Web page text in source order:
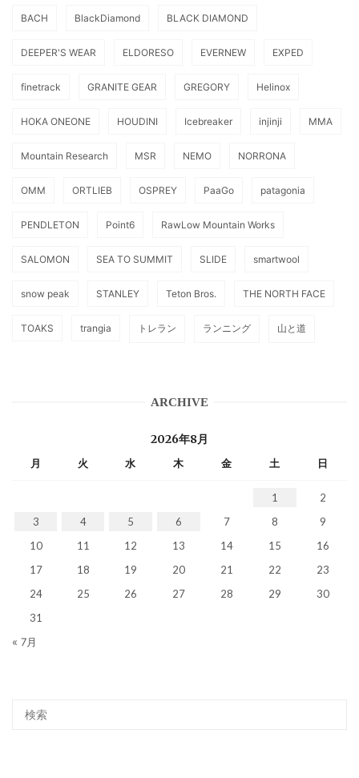
BACH BlackDiamond BLACK DIAMOND
DEEPER'S WEAR ELDORESO EVERNEW EXPED
finetrack GRANITE GEAR GREGORY Helinox
HOKA ONEONE HOUDINI Icebreaker injinji MMA
Mountain Research MSR NEMO NORRONA
OMM ORTLIEB OSPREY PaaGo patagonia
PENDLETON Point6 RawLow Mountain Works
SALOMON SEA TO SUMMIT SLIDE smartwool
snow peak STANLEY Teton Bros. THE NORTH FACE
TOAKS trangia トレラン ランニング 山と道
ARCHIVE
2026年8月
月 火 水 木 金 土 日
1
2
3
4 5 6 7 8
9
10
11 12 13 14 15
16
17
18 19 20 21 22
23
24
25 26 27 28 29
30
31
« 7月